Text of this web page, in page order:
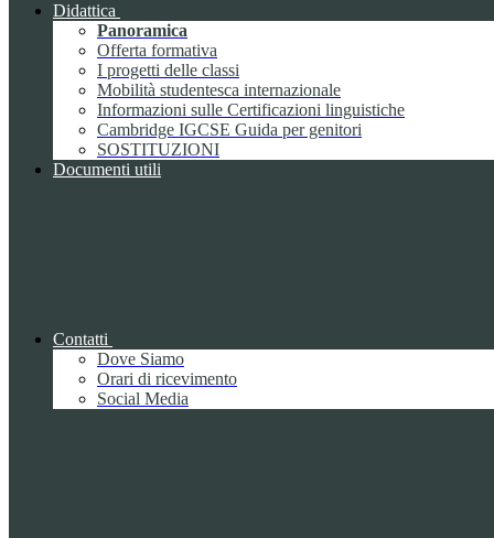
Didattica
Panoramica
Offerta formativa
I progetti delle classi
Mobilità studentesca internazionale
Informazioni sulle Certificazioni linguistiche
Cambridge IGCSE Guida per genitori
SOSTITUZIONI
Documenti utili
Contatti
Dove Siamo
Orari di ricevimento
Social Media